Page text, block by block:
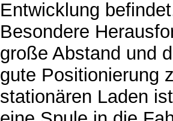
Entwicklung
Besondere
große Abstand und
gute Positionierung
stationären Laden ist